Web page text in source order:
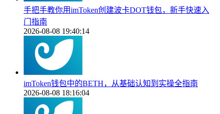
手把手教你用imToken创建波卡DOT钱包，新手快速入
门指南
2026-08-08 19:40:14
imToken钱包中的BETH，从基础认知到实操全指南
2026-08-08 18:16:04